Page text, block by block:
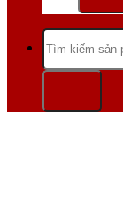
Tìm
kiếm: